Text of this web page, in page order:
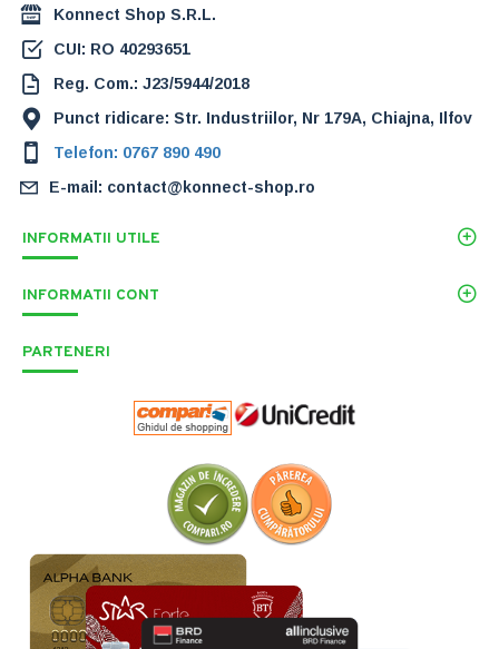
Konnect Shop S.R.L.
CUI: RO 40293651
Reg. Com.: J23/5944/2018
Punct ridicare: Str. Industriilor, Nr 179A, Chiajna, Ilfov
Telefon: 0767 890 490
E-mail: contact@konnect-shop.ro
INFORMATII UTILE
INFORMATII CONT
PARTENERI